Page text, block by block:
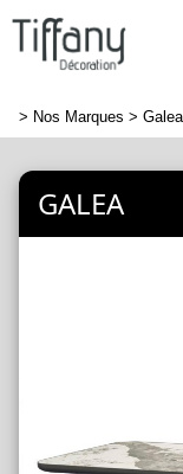
> Nos Marques > Galea
GALEA